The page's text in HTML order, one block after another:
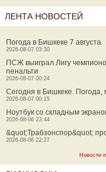
ЛЕНТА НОВОСТЕЙ
Погода в Бишкеке 7 августа
2026-08-07 03:30
ПСЖ выиграл Лигу
пенальти
2026-08-07 00:24
Сегодня в Бишкеке.
2026-08-07 00:15
Ноутбук со складным
2026-08-06 23:44
&quot;Трабзонспор&quot;
2026-08-06 22:27
Новости